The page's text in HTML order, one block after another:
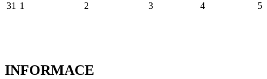
31 1 2 3 4 5
INFORMACE